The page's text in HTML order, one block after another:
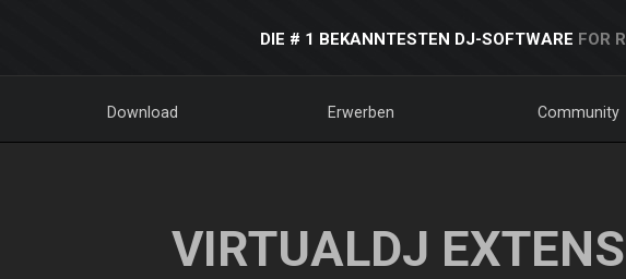
DIE # 1 BEKANNTESTEN DJ-SOFTWARE FOR
Download Erwerben Community
VIRTUALDJ